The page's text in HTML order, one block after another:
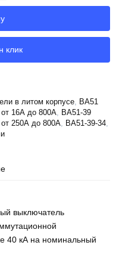
клик
в литом корпусе
ВА51
от 16А до 800А
ВА51-39
от 250А до 800А
ВА51-39-34
выключатель
40 кА на номинальный